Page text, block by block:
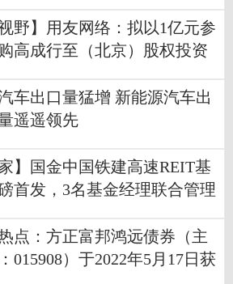
视野】用友网络：拟以1亿元参
高成行至（北京）股权投资
车出口量猛增 新能源汽车出
遥遥领先
家】国金中国铁建高速REIT基
首发，3名基金经理联合管理
点：方正富邦鸿远债券（主
015908）于2022年5月17日获